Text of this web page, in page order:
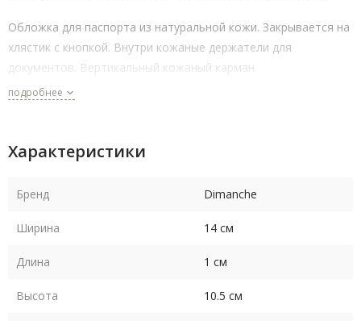
Обложка для паспорта из натуральной кожи. Закрывается на
хлястик с кнопкой. Внутри кожаные держатели для
документов. Вертикальный кожаный карман.
подробнее
Характеристики
Бренд Dimanche
Ширина 14 см
Длина 1 см
Высота 10.5 см